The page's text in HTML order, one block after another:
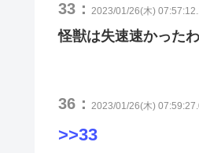
33： 2023/01/26(木)
怪獣は失速速かった
36： 2023/01/26(木)
>>33